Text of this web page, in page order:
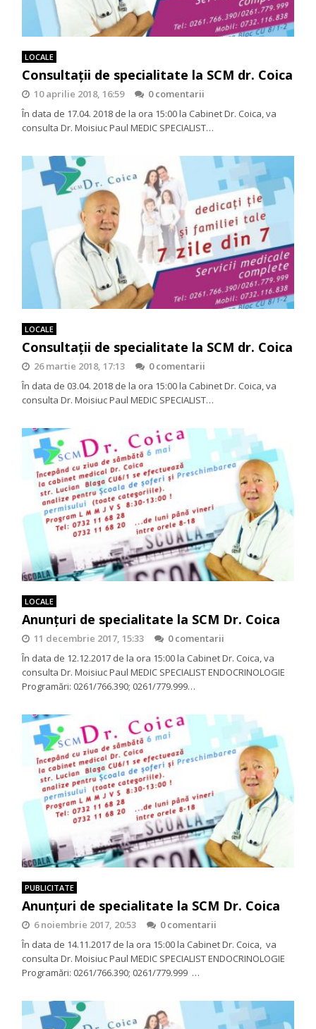
LOCALE
Consultații de specialitate la SCM dr. Coica
10 aprilie 2018, 16:59
0 comentarii
În data de 17.04. 2018 de la ora 15:00 la Cabinet Dr. Coica, va
consulta Dr. Moisiuc Paul MEDIC SPECIALIST…
LOCALE
Consultații de specialitate la SCM dr. Coica
26 martie 2018, 17:13
0 comentarii
În data de 03.04. 2018 de la ora 15:00 la Cabinet Dr. Coica, va
consulta Dr. Moisiuc Paul MEDIC SPECIALIST…
LOCALE
Anunţuri de specialitate la SCM Dr. Coica
11 decembrie 2017, 15:33
0 comentarii
În data de 12.12.2017 de la ora 15:00 la Cabinet Dr. Coica, va
consulta Dr. Moisiuc Paul MEDIC SPECIALIST ENDOCRINOLOGIE
Programări: 0261/766.390; 0261/779.999…
PUBLICITATE
Anunţuri de specialitate la SCM Dr. Coica
6 noiembrie 2017, 20:53
0 comentarii
În data de 14.11.2017 de la ora 15:00 la Cabinet Dr. Coica, va
consulta Dr. Moisiuc Paul MEDIC SPECIALIST ENDOCRINOLOGIE
Programări: 0261/766.390; 0261/779.999 …